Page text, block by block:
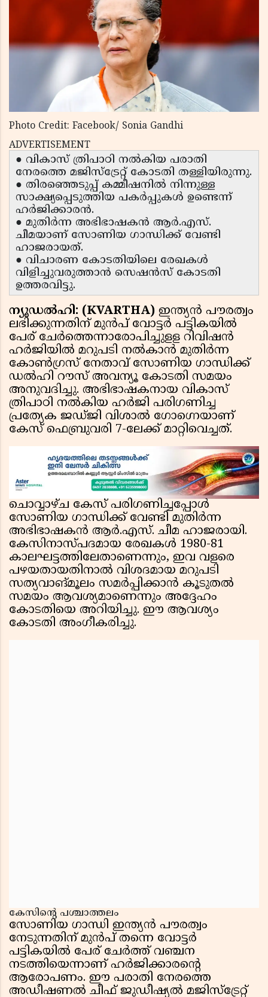
Photo Credit: Facebook/ Sonia Gandhi
ADVERTISEMENT
● വികാസ് ത്രിപാഠി നൽകിയ പരാതി
നേരത്തെ മജിസ്ട്രേറ്റ് കോടതി തള്ളിയിരുന്നു.
● തിരഞ്ഞെടുപ്പ് കമ്മീഷനിൽ നിന്നുള്ള
സാക്ഷ്യപ്പെടുത്തിയ പകർപ്പുകൾ ഉണ്ടെന്ന്
ഹർജിക്കാരൻ.
● മുതിർന്ന അഭിഭാഷകൻ ആർ.എസ്.
ചീമയാണ് സോണിയ ഗാന്ധിക്ക് വേണ്ടി
ഹാജരായത്.
● വിചാരണ കോടതിയിലെ രേഖകൾ
വിളിച്ചുവരുത്താൻ സെഷൻസ് കോടതി
ഉത്തരവിട്ടു.
ന്യൂഡൽഹി: (KVARTHA) ഇന്ത്യൻ പൗരത്വം
ലഭിക്കുന്നതിന് മുൻപ് വോട്ടർ പട്ടികയിൽ
പേര് ചേർത്തെന്നാരോപിച്ചുളള റിവിഷൻ
ഹർജിയിൽ മറുപടി നൽകാൻ മുതിർന്ന
കോൺഗ്രസ് നേതാവ് സോണിയ ഗാന്ധിക്ക്
ഡൽഹി റൗസ് അവന്യൂ കോടതി സമയം
അനുവദിച്ചു. അഭിഭാഷകനായ വികാസ്
ത്രിപാഠി നൽകിയ ഹർജി പരിഗണിച്ച
പ്രത്യേക ജഡ്ജി വിശാൽ ഗോഗ്നെയാണ്
കേസ് ഫെബ്രുവരി 7-ലേക്ക് മാറ്റിവെച്ചത്.
ചൊവ്വാഴ്ച കേസ് പരിഗണിച്ചപ്പോൾ
സോണിയ ഗാന്ധിക്ക് വേണ്ടി മുതിർന്ന
അഭിഭാഷകൻ ആർ.എസ്. ചീമ ഹാജരായി.
കേസിനാസ്പദമായ രേഖകൾ 1980-81
കാലഘട്ടത്തിലേതാണെന്നും, ഇവ വളരെ
പഴയതായതിനാൽ വിശദമായ മറുപടി
സത്യവാങ്മൂലം സമർപ്പിക്കാൻ കൂടുതൽ
സമയം ആവശ്യമാണെന്നും അദ്ദേഹം
കോടതിയെ അറിയിച്ചു. ഈ ആവശ്യം
കോടതി അംഗീകരിച്ചു.
കേസിൻ്റെ പശ്ചാത്തലം
സോണിയ ഗാന്ധി ഇന്ത്യൻ പൗരത്വം
നേടുന്നതിന് മുൻപ് തന്നെ വോട്ടർ
പട്ടികയിൽ പേര് ചേർത്ത് വഞ്ചന
നടത്തിയെന്നാണ് ഹർജിക്കാരന്റെ
ആരോപണം. ഈ പരാതി നേരത്തെ
അഡീഷണൽ ചീഫ് ജുഡീഷ്യൽ മജിസ്ട്രേറ്റ്